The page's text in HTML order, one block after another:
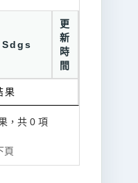
Sdgs
更
新
時
間
果
，共 0 項
頁